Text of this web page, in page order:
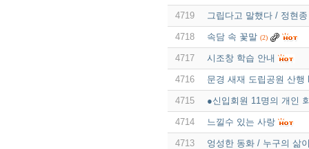
4719 그립다고 말했다 / 정현종
4718 속담 속 꽃말 (2)
4717 시조창 학습 안내
4716 문경 새재 도립공원 산행
4715 ●신입회원 11명의 개인
4714 느낄수 있는 사랑
4713 엉성한 동화 / 누구의 삶